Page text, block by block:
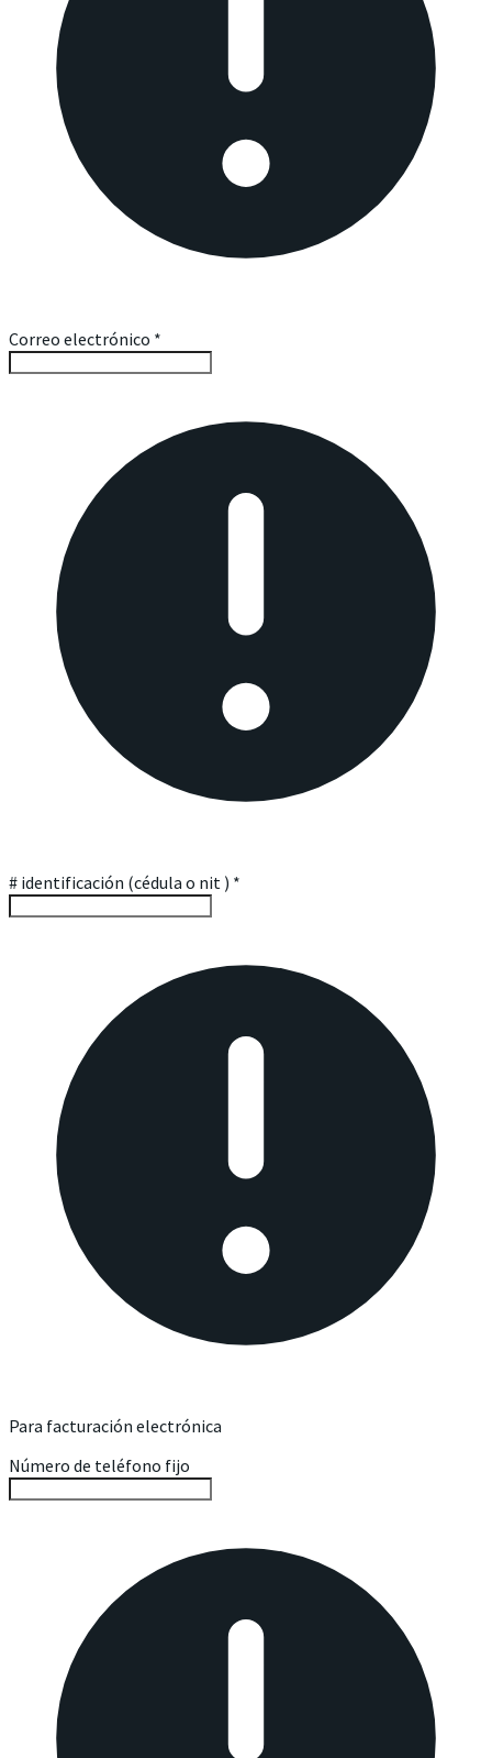
Correo electrónico *
# identificación (cédula o nit ) *
Para facturación electrónica
Número de teléfono fijo